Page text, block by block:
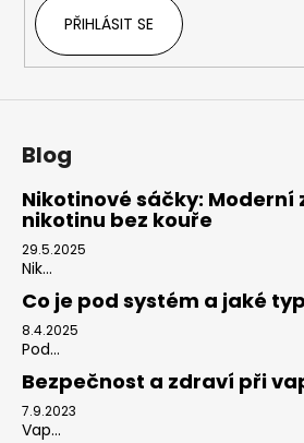
ý
p
PŘIHLÁSIT SE
Blog
Nikotinové sáčky: Moderní
nikotinu bez kouře
29.5.2025
Nik...
Co je pod systém a jaké
8.4.2025
Pod...
Bezpečnost a zdraví při
7.9.2023
Vap...